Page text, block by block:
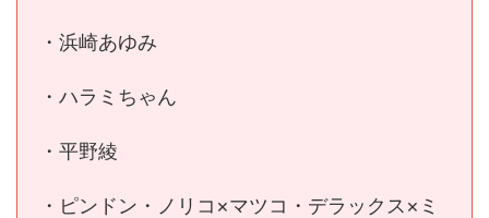
・浜崎あゆみ
・ハラミちゃん
・平野綾
・ピンドン・ノリコ×マツコ・デラックス×ミ